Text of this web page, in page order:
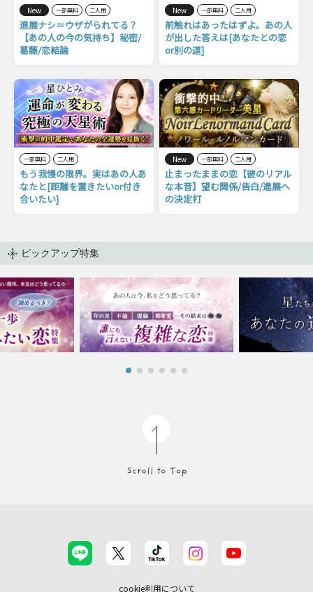
New 一部無料 二人用
進展ナシ＝ウザがられてる？
【あの人の今の気持ち】秘密/
葛藤/恋結論
New 一部無料 二人用
前触れはあったはずよ。あの人
が出した答えは[あなたとの恋
or別の道]
一部無料 二人用
もう我慢の限界。実はあの人あ
なたと[距離を置きたいor付き
合いたい]
New 一部無料 二人用
止まったままの恋【彼のリアル
な本音】望む関係/告白/進展へ
の決定打
ピックアップ特集
cookie利用について